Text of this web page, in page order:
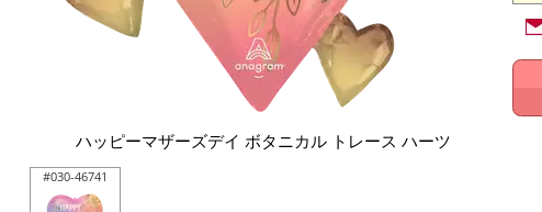
ハッピーマザーズデイ ボタニカル トレース ハーツ
#030-46741